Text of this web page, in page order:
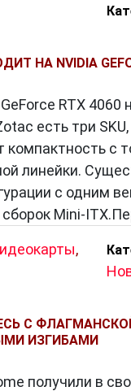
НА NVIDIA
RTX 4060
есть три
компактность с
линейки.
с одним
Mini-
,
С ФЛАГМАНСКОЙ
ИЗГИБАМИ
получили в